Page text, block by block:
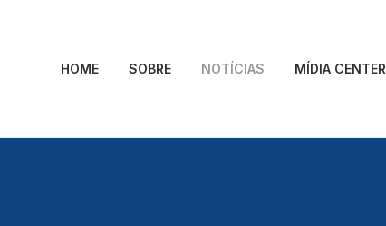
HOME SOBRE NOTÍCIAS MÍDIA CENTER